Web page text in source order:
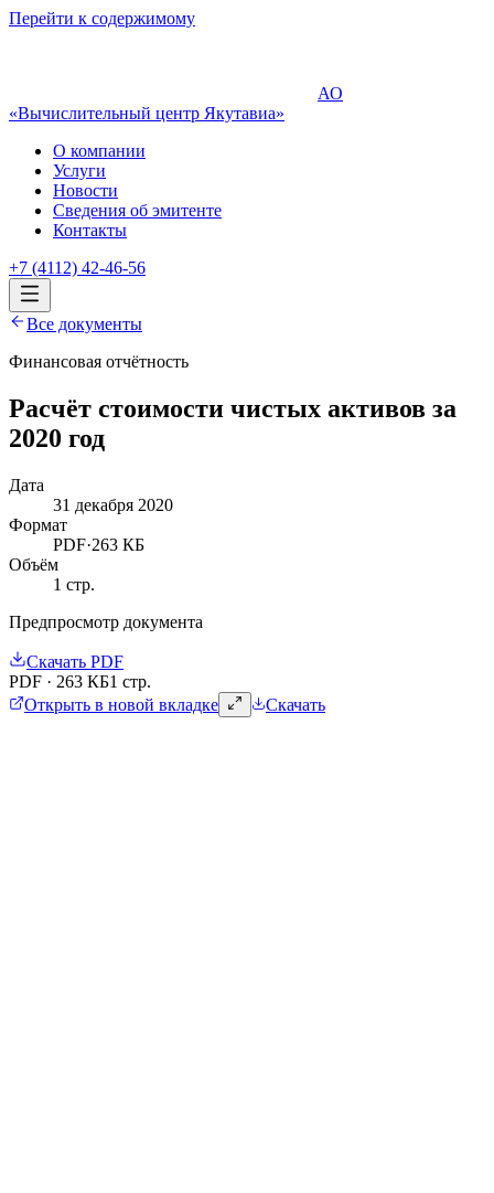
Перейти к содержимому
АО
«Вычислительный центр Якутавиа»
О компании
Услуги
Новости
Сведения об эмитенте
Контакты
+7 (4112) 42-46-56
Все документы
Финансовая отчётность
Расчёт стоимости чистых активов за
2020 год
Дата
31 декабря 2020
Формат
PDF·263 КБ
Объём
1 стр.
Предпросмотр документа
Скачать PDF
PDF · 263 КБ1 стр.
Открыть в новой вкладке
Скачать